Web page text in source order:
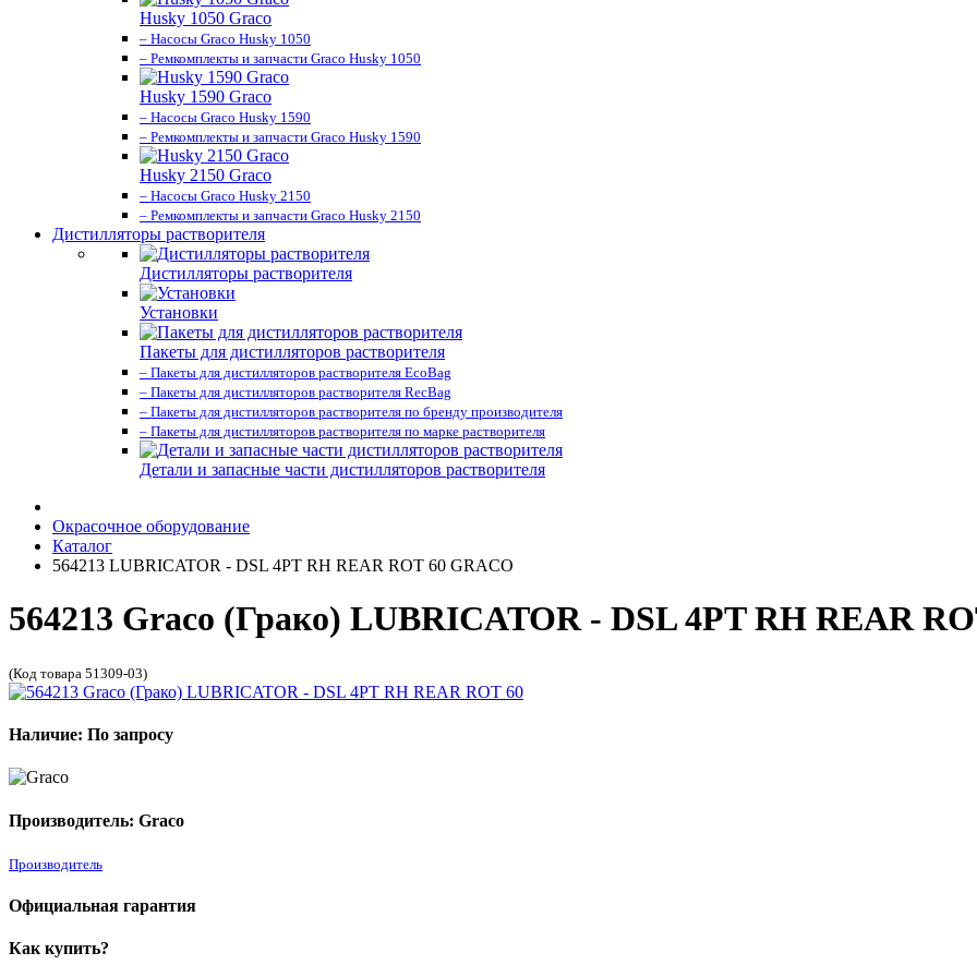
Husky 1050 Graco
– Насосы Graco Husky 1050
– Ремкомплекты и запчасти Graco Husky 1050
Husky 1590 Graco
– Насосы Graco Husky 1590
– Ремкомплекты и запчасти Graco Husky 1590
Husky 2150 Graco
– Насосы Graco Husky 2150
– Ремкомплекты и запчасти Graco Husky 2150
Дистилляторы растворителя
Дистилляторы растворителя
Установки
Пакеты для дистилляторов растворителя
– Пакеты для дистилляторов растворителя EcoBag
– Пакеты для дистилляторов растворителя RecBag
– Пакеты для дистилляторов растворителя по бренду производителя
– Пакеты для дистилляторов растворителя по марке растворителя
Детали и запасные части дистилляторов растворителя
Окрасочное оборудование
Каталог
564213 LUBRICATOR - DSL 4PT RH REAR ROT 60 GRACO
564213 Graco (Грако) LUBRICATOR - DSL 4PT RH REAR
(Код товара 51309-03)
Наличие: По запросу
Производитель: Graco
Производитель
Официальная гарантия
Как купить?